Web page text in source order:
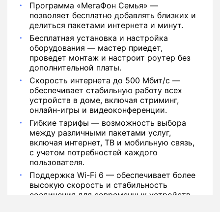
Программа «МегаФон Семья» —
позволяет бесплатно добавлять близких и
делиться пакетами интернета и минут.
Бесплатная установка и настройка
оборудования — мастер приедет,
проведет монтаж и настроит роутер без
дополнительной платы.
Скорость интернета до 500 Мбит/с —
обеспечивает стабильную работу всех
устройств в доме, включая стриминг,
онлайн-игры и видеоконференции.
Гибкие тарифы — возможность выбора
между различными пакетами услуг,
включая интернет, ТВ и мобильную связь,
с учетом потребностей каждого
пользователя.
Поддержка Wi-Fi 6 — обеспечивает более
высокую скорость и стабильность
соединения для современных устройств.